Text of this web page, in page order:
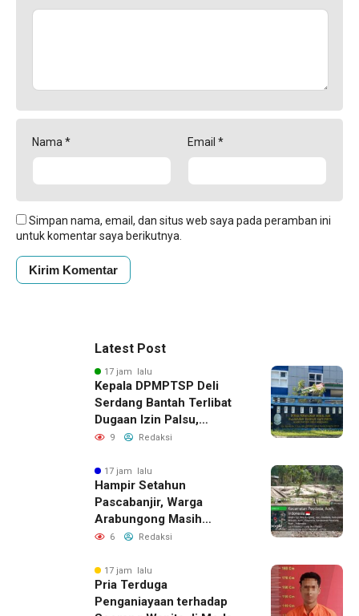
Nama * Email *
Simpan nama, email, dan situs web saya pada peramban ini
untuk komentar saya berikutnya.
Latest Post
17 jam lalu
Kepala DPMPTSP Deli
Serdang Bantah Terlibat
Dugaan Izin Palsu,
Tegaskan Proses
Jalur Resmi
9 Redaksi
17 jam lalu
Hampir Setahun
Pascabanjir, Warga
Arabungong Masih
Menunggu Bantuan
6 Redaksi
17 jam lalu
Pria Terduga
Penganiayaan terhadap